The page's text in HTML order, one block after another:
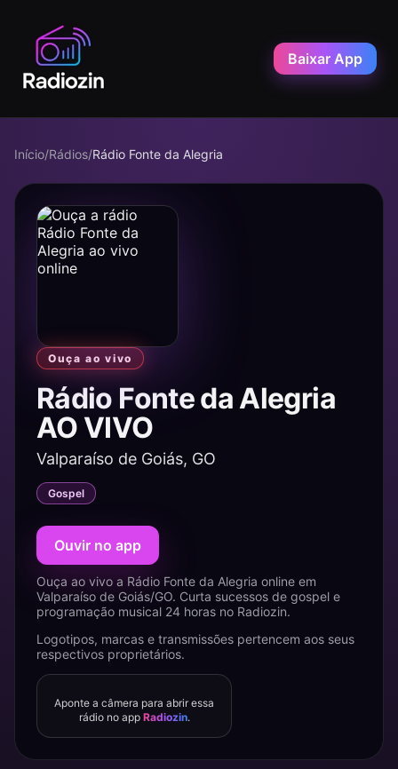
Baixar App
Início/Rádios/Rádio Fonte da Alegria
Ouça ao vivo
Rádio Fonte da Alegria
AO VIVO
Valparaíso de Goiás, GO
Gospel
Ouvir no app
Ouça ao vivo a Rádio Fonte da Alegria online em
Valparaíso de Goiás/GO. Curta sucessos de gospel e
programação musical 24 horas no Radiozin.
Logotipos, marcas e transmissões pertencem aos seus
respectivos proprietários.
Aponte a câmera para abrir essa
rádio no app Radiozin.